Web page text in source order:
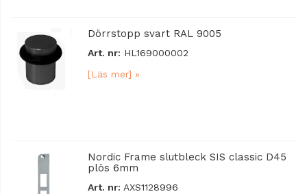
Dörrstopp svart RAL 9005
Art. nr: HL169000002
[Läs mer] »
Nordic Frame slutbleck SIS classic D45
plös 6mm
Art. nr: AXS1128996